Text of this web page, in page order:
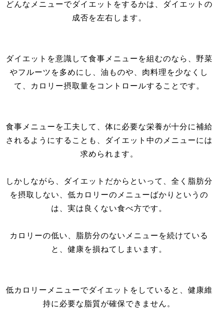
どんなメニューでダイエットをするかは、ダイエットの
成否を左右します。
ダイエットを意識して食事メニューを組むのなら、野菜
やフルーツを多めにし、油ものや、肉料理を少なくし
て、カロリー摂取量をコントロールすることです。
食事メニューを工夫して、体に必要な栄養が十分に補給
されるようにすることも、ダイエット中のメニューには
求められます。
しかしながら、ダイエットだからといって、全く脂肪分
を摂取しない、低カロリーのメニューばかりというの
は、実は良くない食べ方です。
カロリーの低い、脂肪分のないメニューを続けている
と、健康を損ねてしまいます。
低カロリーメニューでダイエットをしていると、健康維
持に必要な脂質が確保できません。